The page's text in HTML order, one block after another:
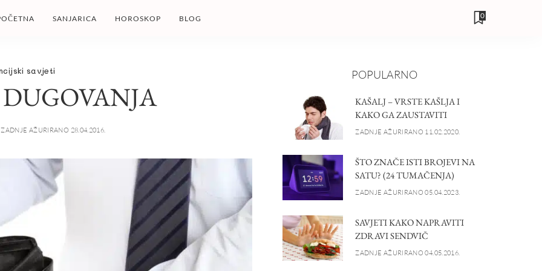
SANJARICA HOROSKOP BLOG 0
savjeti
ZADNJE AŽURIRANO 28.04.2016.
POPULARNO
KAŠALJ – VRSTE KAŠLJA I
KAKO GA ZAUSTAVITI
ZADNJE AŽURIRANO 11.02.2020.
ŠTO ZNAČE ISTI BROJEVI NA
SATU? (24 TUMAČENJA)
ZADNJE AŽURIRANO 05.04.2023.
SAVJETI KAKO NAPRAVITI
ZDRAVI SENDVIČ
ZADNJE AŽURIRANO 04.05.2016.